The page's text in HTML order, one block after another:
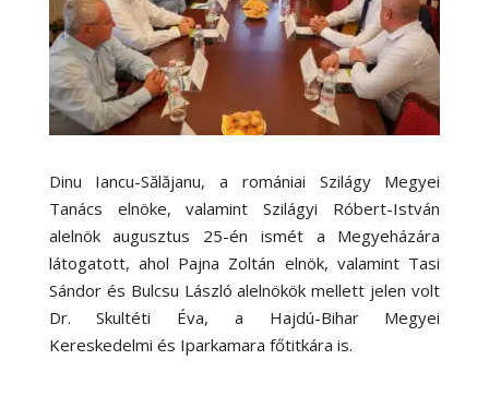
Dinu Iancu-Sălăjanu, a romániai Szilágy Megyei
Tanács elnöke, valamint Szilágyi Róbert-István
alelnök augusztus 25-én ismét a Megyeházára
látogatott, ahol Pajna Zoltán elnök, valamint Tasi
Sándor és Bulcsu László alelnökök mellett jelen volt
Dr. Skultéti Éva, a Hajdú-Bihar Megyei
Kereskedelmi és Iparkamara főtitkára is.